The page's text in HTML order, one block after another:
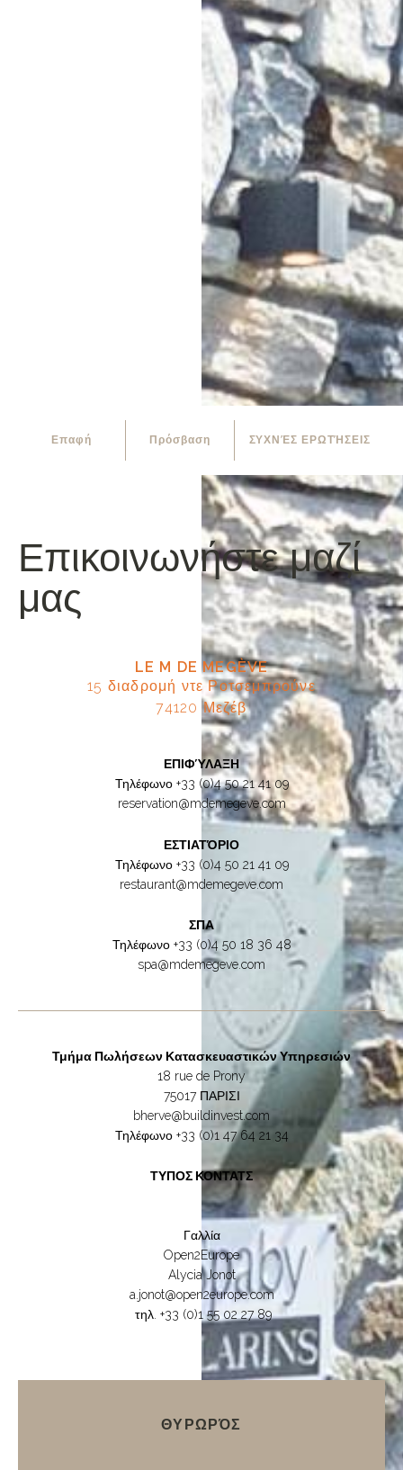
Επαφή Πρόσβαση ΣΥΧΝΈΣ ΕΡΩΤΉΣΕΙΣ
Επικοινωνήστε μαζί
μας
LE M DE MEGÈVE
15 διαδρομή ντε Ροτσεμπρούνε
74120 Μεζέβ
ΕΠΙΦΎΛΑΞΗ
Τηλέφωνο +33 (0)4 50 21 41 09
reservation@mdemegeve.com
ΕΣΤΙΑΤΌΡΙΟ
Τηλέφωνο +33 (0)4 50 21 41 09
restaurant@mdemegeve.com
ΣΠΑ
Τηλέφωνο +33 (0)4 50 18 36 48
spa@mdemegeve.com
Τμήμα Πωλήσεων Κατασκευαστικών Υπηρεσιών
18 rue de Prony
75017 ΠΑΡΙΣΙ
bherve@buildinvest.com
Τηλέφωνο +33 (0)1 47 64 21 34
ΤΥΠΟΣ ΚΟΝΤΑΤΣ
Γαλλία
Open2Europe
Alycia Jonot
a.jonot@open2europe.com‍
τηλ. +33 (0)1 55 02 27 89
ΘΥΡΩΡΌΣ